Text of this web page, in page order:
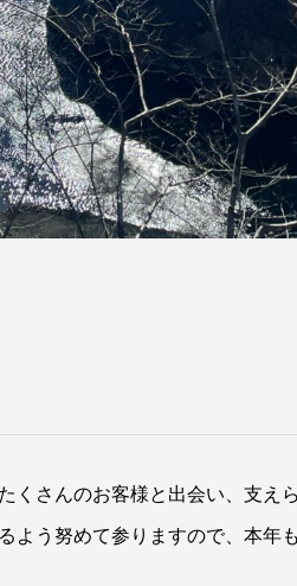
くさんのお客様と出会い、支え
よう努めて参りますので、本年